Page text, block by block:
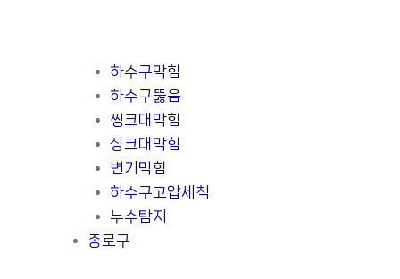
하수구막힘
하수구뚫음
씽크대막힘
싱크대막힘
변기막힘
하수구고압세척
누수탐지
종로구